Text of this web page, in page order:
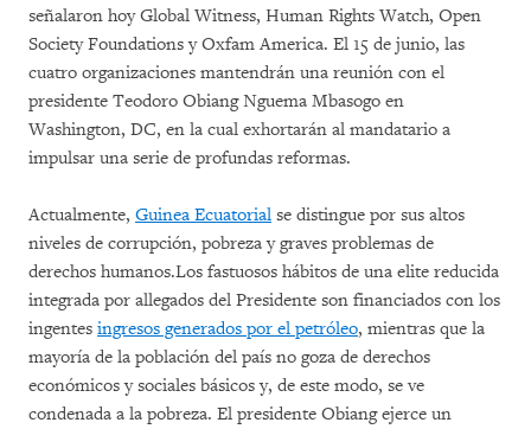
señalaron hoy Global Witness, Human Rights Watch, Open
Society Foundations y Oxfam America. El 15 de junio, las
cuatro organizaciones mantendrán una reunión con el
presidente Teodoro Obiang Nguema Mbasogo en
Washington, DC, en la cual exhortarán al mandatario a
impulsar una serie de profundas reformas.
Actualmente, Guinea Ecuatorial se distingue por sus altos
niveles de corrupción, pobreza y graves problemas de
derechos humanos.Los fastuosos hábitos de una elite reducida
integrada por allegados del Presidente son financiados con los
ingentes ingresos generados por el petróleo, mientras que la
mayoría de la población del país no goza de derechos
económicos y sociales básicos y, de este modo, se ve
condenada a la pobreza. El presidente Obiang ejerce un